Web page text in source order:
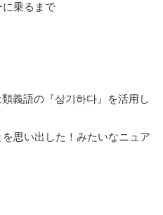
に乗るまで
義語の『상기하다』を活用し
思い出した！みたいなニュア